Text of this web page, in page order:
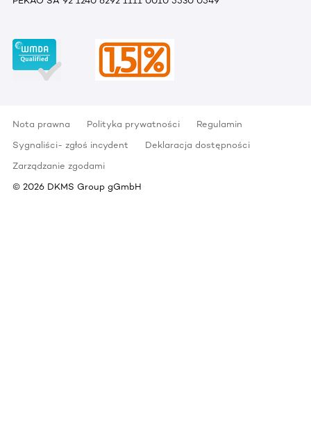
Nota prawna Polityka prywatności
Regulamin
Sygnaliści- zgłoś incydent
Deklaracja dostępności
Zarządzanie zgodami
© 2026 DKMS Group gGmbH